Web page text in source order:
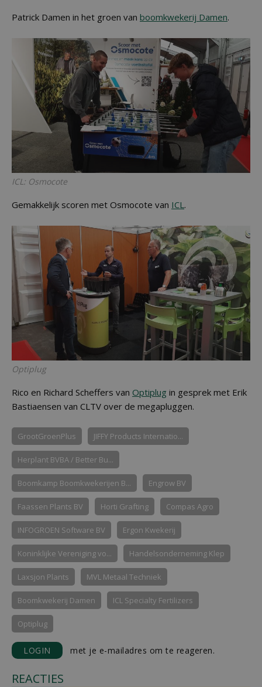
Patrick Damen in het groen van boomkwekerij Damen.
ICL: Osmocote
Gemakkelijk scoren met Osmocote van ICL.
Optiplug
Rico en Richard Scheffers van Optiplug in gesprek met Erik
Bastiaensen van CLTV over de megapluggen.
GrootGroenPlus JIFFY Products Internatio...
Herplant BVBA / Better Bu...
Boomkamp Boomkwekerijen B... Engrow BV
Faassen Plants BV Horti Grafting Compas Agro
INFOGROEN Software BV Ergon Kwekerij
Koninklijke Vereniging vo... Handelsonderneming Klep
Laxsjon Plants MVL Metaal Techniek
Boomkwekerij Damen ICL Specialty Fertilizers
Optiplug
LOGIN met je e-mailadres om te reageren.
REACTIES